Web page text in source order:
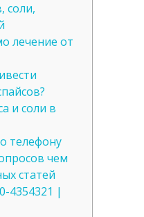
соли,
лечение от
и соли в
телефону
чем
статей
4354321 |